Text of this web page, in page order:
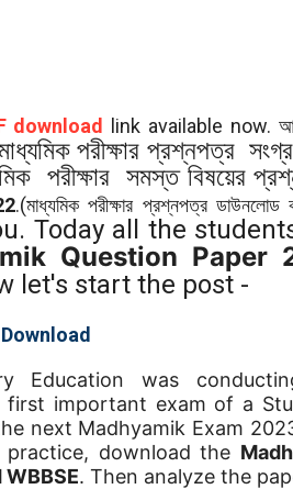
download
link available now.
পরীক্ষার প্রশ্নপত্র
পরীক্ষার সমস্ত বিষয়ের
.(মাধ্যমিক পরীক্ষার প্রশ্নপত্রডাউনলোড
Today all the
Question Paper
let's start the post -
Education was
first important exam of a
next Madhyamik Exam
download the
. Then analyze the